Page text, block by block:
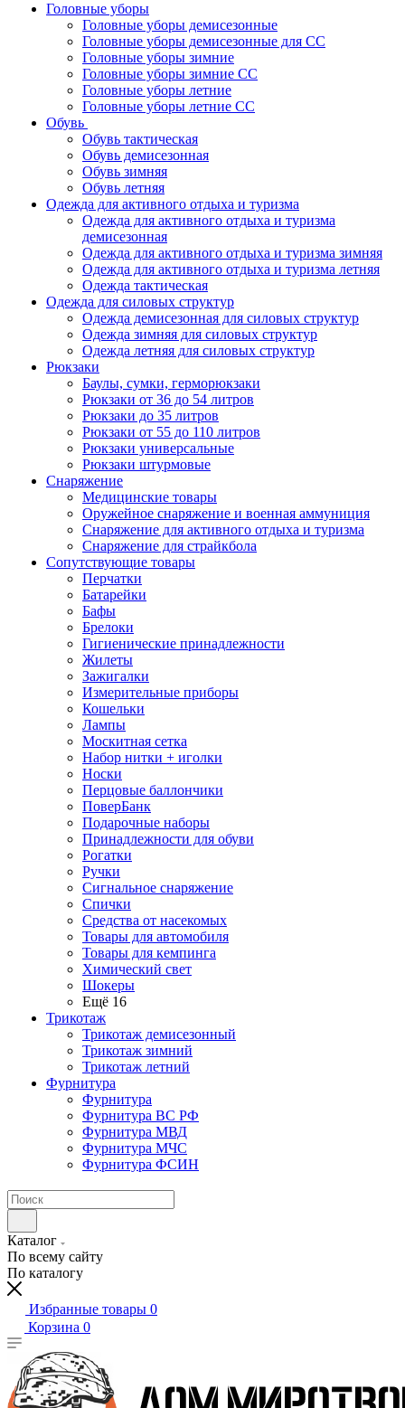
Головные уборы
Головные уборы демисезонные
Головные уборы демисезонные для СС
Головные уборы зимние
Головные уборы зимние СС
Головные уборы летние
Головные уборы летние СС
Обувь
Обувь тактическая
Обувь демисезонная
Обувь зимняя
Обувь летняя
Одежда для активного отдыха и туризма
Одежда для активного отдыха и туризма
демисезонная
Одежда для активного отдыха и туризма зимняя
Одежда для активного отдыха и туризма летняя
Одежда тактическая
Одежда для силовых структур
Одежда демисезонная для силовых структур
Одежда зимняя для силовых структур
Одежда летняя для силовых структур
Рюкзаки
Баулы, сумки, герморюкзаки
Рюкзаки от 36 до 54 литров
Рюкзаки до 35 литров
Рюкзаки от 55 до 110 литров
Рюкзаки универсальные
Рюкзаки штурмовые
Снаряжение
Медицинские товары
Оружейное снаряжение и военная аммуниция
Снаряжение для активного отдыха и туризма
Снаряжение для страйкбола
Сопутствующие товары
Перчатки
Батарейки
Бафы
Брелоки
Гигиенические принадлежности
Жилеты
Зажигалки
Измерительные приборы
Кошельки
Лампы
Москитная сетка
Набор нитки + иголки
Носки
Перцовые баллончики
ПоверБанк
Подарочные наборы
Принадлежности для обуви
Рогатки
Ручки
Сигнальное снаряжение
Спички
Средства от насекомых
Товары для автомобиля
Товары для кемпинга
Химический свет
Шокеры
Ещё 16
Трикотаж
Трикотаж демисезонный
Трикотаж зимний
Трикотаж летний
Фурнитура
Фурнитура
Фурнитура ВС РФ
Фурнитура МВД
Фурнитура МЧС
Фурнитура ФСИН
Каталог
По всему сайту
По каталогу
Избранные товары 0
Корзина 0